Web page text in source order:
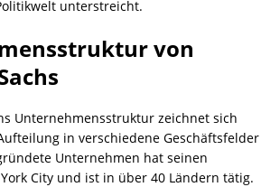
unterstreicht.
von
Unternehmensstruktur zeichnet sich
in verschiedene Geschäftsfelder
Unternehmen hat seinen
City und ist in über 40 Ländern tätig.